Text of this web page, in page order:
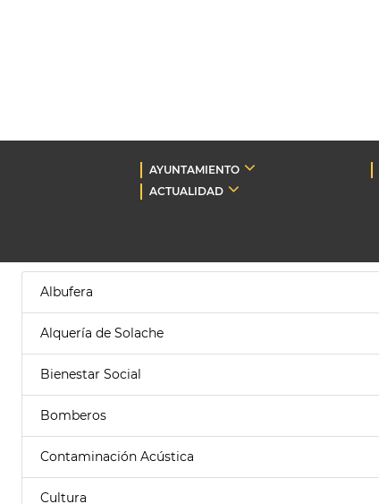
AYUNTAMIENTO
ACTUALIDAD
Albufera
Alquería de Solache
Bienestar Social
Bomberos
Contaminación Acústica
Cultura